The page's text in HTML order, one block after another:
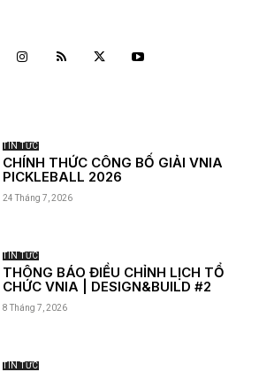
TIN TỨC
CHÍNH THỨC CÔNG BỐ GIẢI VNIA
PICKLEBALL 2026
24 Tháng 7, 2026
TIN TỨC
THÔNG BÁO ĐIỀU CHỈNH LỊCH TỔ
CHỨC VNIA | DESIGN&BUILD #2
8 Tháng 7, 2026
TIN TỨC